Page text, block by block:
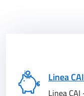
Linea
Linea